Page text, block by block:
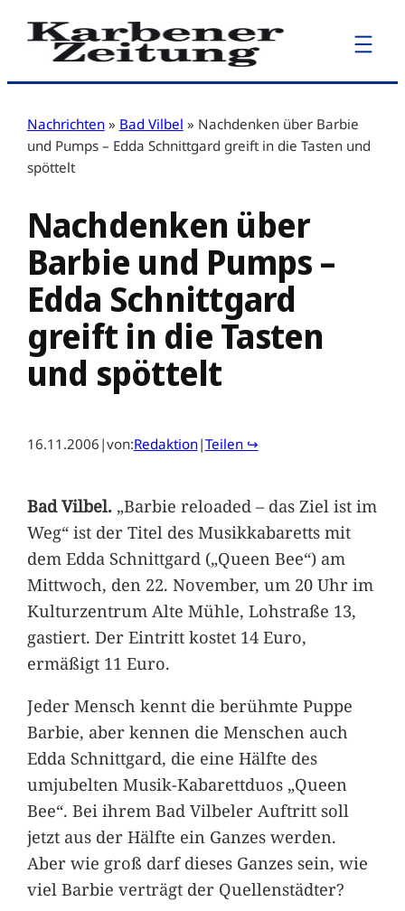
Zum
Inhalt
Nachrichten » Bad Vilbel » Nachdenken über Barbie
und Pumps – Edda Schnittgard greift in die Tasten und
spöttelt
Nachdenken über
Barbie und Pumps –
Edda Schnittgard
greift in die Tasten
und spöttelt
16.11.2006 |von:Redaktion|Teilen ↪
Bad Vilbel.„Barbie reloaded – das Ziel ist im
Weg“ ist der Titel des Musikkabaretts mit
dem Edda Schnittgard („Queen Bee“) am
Mittwoch, den 22. November, um 20 Uhr im
Kulturzentrum Alte Mühle, Lohstraße 13,
gastiert. Der Eintritt kostet 14 Euro,
ermäßigt 11 Euro.
Jeder Mensch kennt die berühmte Puppe
Barbie, aber kennen die Menschen auch
Edda Schnittgard, die eine Hälfte des
umjubelten Musik-Kabarettduos „Queen
Bee“. Bei ihrem Bad Vilbeler Auftritt soll
jetzt aus der Hälfte ein Ganzes werden.
Aber wie groß darf dieses Ganzes sein, wie
viel Barbie verträgt der Quellenstädter?